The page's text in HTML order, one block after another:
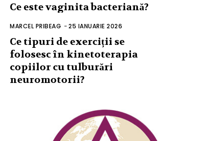
Ce este vaginita bacteriană?
MARCEL PRIBEAG -25 IANUARIE 2026
Ce tipuri de exerciții se
folosesc în kinetoterapia
copiilor cu tulburări
neuromotorii?